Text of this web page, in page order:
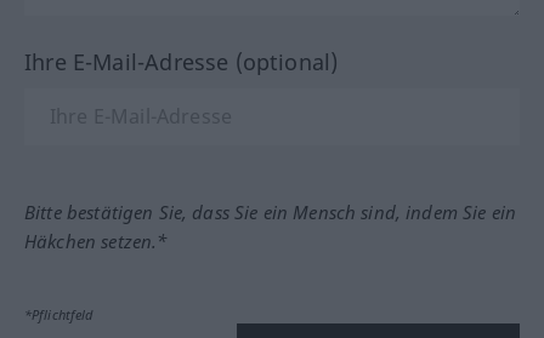
Ihre E-Mail-Adresse (optional)
Bitte bestätigen Sie, dass Sie ein Mensch sind, indem Sie ein
Häkchen setzen.*
*Pflichtfeld